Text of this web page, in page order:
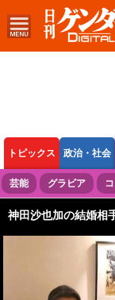
トピックス 政治・社会
ボートレース 競輪
芸能 グラビア
神田沙也加の結婚相